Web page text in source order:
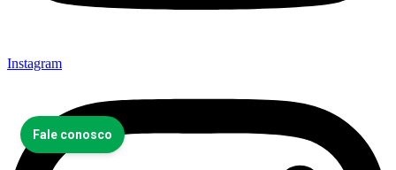
Instagram